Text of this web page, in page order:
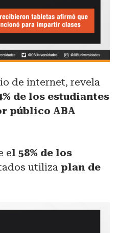
de internet, revela
de los estudiantes
público ABA
el 58% de los
utiliza plan de